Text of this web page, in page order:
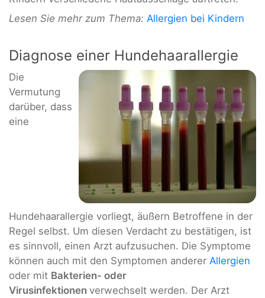
Lesen Sie mehr zum Thema: Allergien bei Kindern
Diagnose einer Hundehaarallergie
Die
Vermutung
darüber, dass
eine
Hundehaarallergie vorliegt, äußern Betroffene in der
Regel selbst. Um diesen Verdacht zu bestätigen, ist
es sinnvoll, einen Arzt aufzusuchen. Die Symptome
können auch mit den Symptomen anderer Allergien
oder mit Bakterien- oder
Virusinfektionen verwechselt werden. Der Arzt